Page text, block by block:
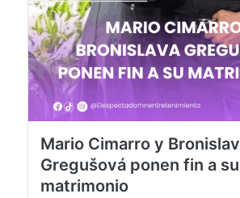
Mario Cimarro y Bronislava
Gregušová ponen fin a su